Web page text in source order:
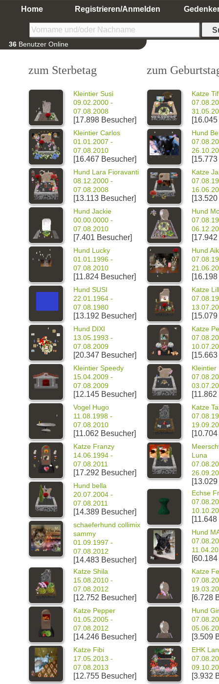
Home Registrieren/Anmelden
36 Benutzer Online
zum Sterbetag
Kleintier Susi
09.02.2000 -
07.08.2008
[17.898 Besucher]
Kleintier Carlos
01.01.2007 -
07.08.2010
[16.467 Besucher]
Hund Lara Fioravanti
08.12.2000 -
07.08.2008
[13.113 Besucher]
Hund Jackie
00.00.0000 -
07.08.2010
[7.401 Besucher]
Hund Lucky
01.01.1996 -
07.08.2010
[11.824 Besucher]
Hund SUSI
22.01.1964 -
07.08.1980
[13.192 Besucher]
Hund DIXI
13.05.1993 -
07.08.2009
[20.347 Besucher]
Kleintier Speedy
15.04.2009 -
07.08.2009
[12.145 Besucher]
Vogel Hugo
11.08.1998 -
07.08.2010
[11.062 Besucher]
Katze Franzy
14.06.1994 -
07.08.2011
[17.292 Besucher]
Hund bella
20.07.2004 -
07.08.2011
[14.389 Besucher]
schaeferhund collimix
sammy
01.09.1997 -
07.08.2012
[14.483 Besucher]
Katze Shila
15.08.2010 -
07.08.2012
[12.752 Besucher]
Katze Pepper
01.05.2005 -
07.08.2012
[14.246 Besucher]
Katze Fibi
17.05.2013 -
07.08.2013
[12.755 Besucher]
zum
Katze
Hund
Katze
Hund
Hund
Katze
Katze
Kleintier
Katze
Luna
Echse
Hund
Katze
[6.728
Hund
[3.509
EHK
[3.932